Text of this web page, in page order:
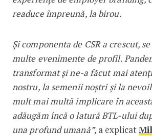
readuce împreună, la birou.
Și componenta de CSR a crescut,
multe evenimente de profil.
transformat și ne-a făcut mai
nostru, la semenii noștri și la
mult mai multă implicare în
adăugăm încă o latură BTL-ului
una profund umană”, a explicat